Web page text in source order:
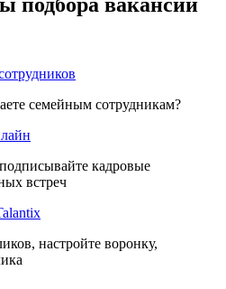
семейным сотрудникам?
кадровые
встреч
настройте воронку,